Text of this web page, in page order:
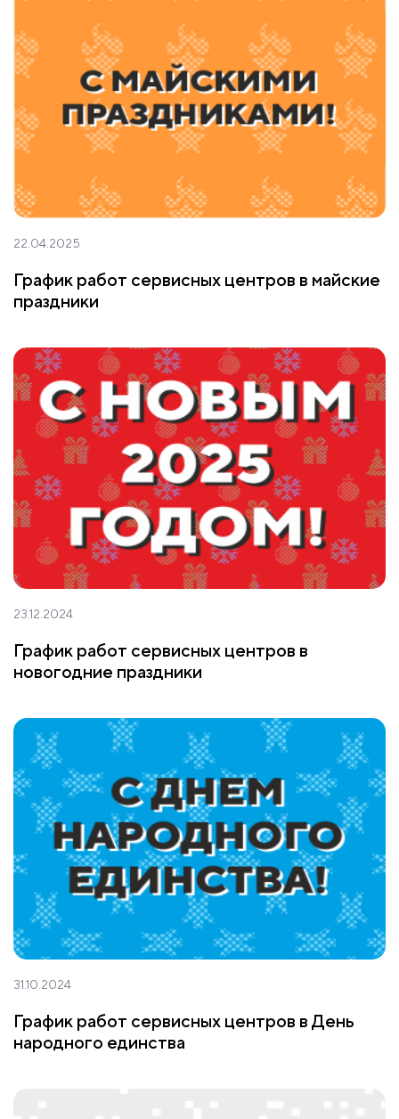
22.04.2025
График работ сервисных центров в майские
праздники
23.12.2024
График работ сервисных центров в
новогодние праздники
31.10.2024
График работ сервисных центров в День
народного единства